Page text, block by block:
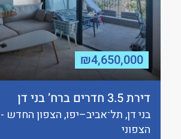
₪4,650,000
דירת 3.5 חדרים ברח’ בני דן
בני דן, תל־אביב–יפו, הצפון החדש
הצפוני